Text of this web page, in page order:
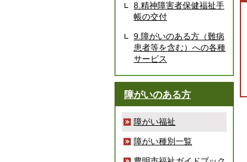
8.精神障害者保健福祉手
帳の交付
9.障がいのある方（難病
患者等を含む）への各種
サービス
障がいのある方
障がい福祉
障がい種別一覧